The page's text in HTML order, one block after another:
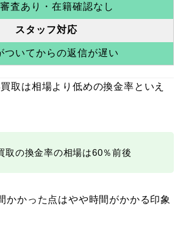
査あり・在籍確認なし
スタッフ対応
ついてからの返信が遅い
取は相場より低めの換金率といえ
取の換金率の相場は60％前後
かかった点はやや時間がかかる印象